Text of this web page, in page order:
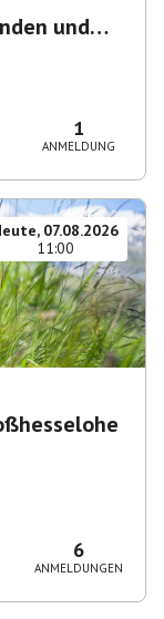
und
1
ANMELDUNG
07.08.2026
11:00
6
ANMELDUNGEN